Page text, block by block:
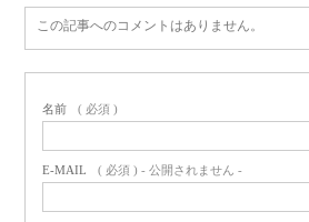
この記事へのコメントはありません。
名前 ( 必須 )
E-MAIL ( 必須 ) - 公開されません -